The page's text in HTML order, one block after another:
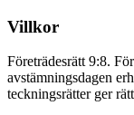
Villkor
Företrädesrätt 9:8.
avstämningsdagen
teckningsrätter ger